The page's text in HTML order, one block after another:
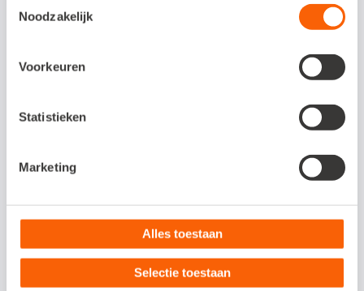
Noodzakelijk
Voorkeuren
Statistieken
Marketing
Alles toestaan
Selectie toestaan
Flow en de knop ‘Administratie overzicht’.
administratie overzicht, waar je een
administraties die de Flow app gebruiken.
ondernemers uitnodigen om met hen mee
te kijken, zelf flow-templates te maken en
in de toekomst ook bestaande flows aan te